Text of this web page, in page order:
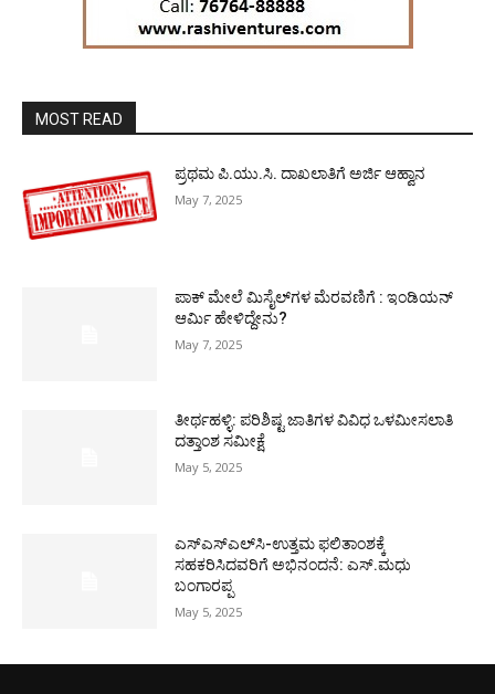
MOST READ
ಪ್ರಥಮ ಪಿ.ಯು.ಸಿ. ದಾಖಲಾತಿಗೆ ಅರ್ಜಿ ಆಹ್ವಾನ
May 7, 2025
ಪಾಕ್​ ಮೇಲೆ ಮಿಸೈಲ್​ಗಳ ಮೆರವಣಿಗೆ : ಇಂಡಿಯನ್
ಆರ್ಮಿ ಹೇಳಿದ್ದೇನು?
May 7, 2025
ತೀರ್ಥಹಳ್ಳಿ: ಪರಿಶಿಷ್ಟ ಜಾತಿಗಳ ವಿವಿಧ ಒಳಮೀಸಲಾತಿ
ದತ್ತಾಂಶ ಸಮೀಕ್ಷೆ
May 5, 2025
ಎಸ್‌ಎಸ್‌ಎಲ್‌ಸಿ-ಉತ್ತಮ ಫಲಿತಾಂಶಕ್ಕೆ
ಸಹಕರಿಸಿದವರಿಗೆ ಅಭಿನಂದನೆ: ಎಸ್.ಮಧು
ಬಂಗಾರಪ್ಪ
May 5, 2025